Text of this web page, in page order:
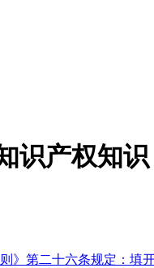
识产权知
》第二十六条规定：填